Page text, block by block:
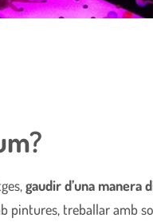
gaudir d’una manera
pintures, treballar amb